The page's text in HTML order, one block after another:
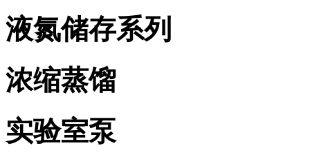
液氮储存系列
浓缩蒸馏
实验室泵